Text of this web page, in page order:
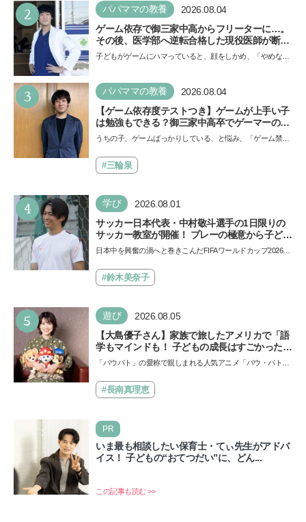
2 パパママの教養 2026.08.04
ゲーム依存で御三家中高からフリーターに…。
その後、医学部へ逆転合格した現役医師が断言
「ゲームの経験が受験勉強に役立った」そう考
子どもがゲームにハマっていると、顔をしかめ、「やめなさ
い…
3 パパママの教養 2026.08.04
【ゲーム依存度テストつき】ゲームが上手い子
は勉強もできる？御三家中高卒でゲーマーの医
師・阿部智史さんが教えるゲームしながら受験
うちの子、ゲームばっかりしている、と悩み、「ゲーム禁
も…#三輪泉
4 学び 2026.08.01
サッカー日本代表・中村敬斗選手の1日限りの
サッカー教室が開催！ プレーの極意から子ども
時代の話まで…学びと笑顔あふれる大盛況イベ
日本中を興奮の渦へと巻きこんだFIFAワールドカップ2026
さん…
#鈴木美奈子
5 遊び 2026.08.05
【大島優子さん】家族で旅したアメリカで「語
学もマインドも！ 子どもの成長はすごかった」
声優をつとめた映画『パウ・パトロール ザ・ダ
できると子どもに知ってほしい
「パウパト」の愛称で親しまれる人気アニメ「パウ・パトロ
ザ…#長南真理恵
PR
いま最も相談したい保育士・てぃ先生がアドバ
イス！ 子どもの“おてつだい”に、どん...
この記事も読む >>